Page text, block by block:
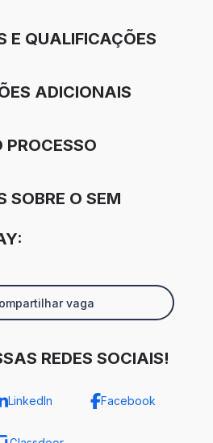
E QUALIFICAÇÕES
ADICIONAIS
PROCESSO
SOBRE O SEM
vaga
REDES SOCIAIS!
LinkedIn Facebook